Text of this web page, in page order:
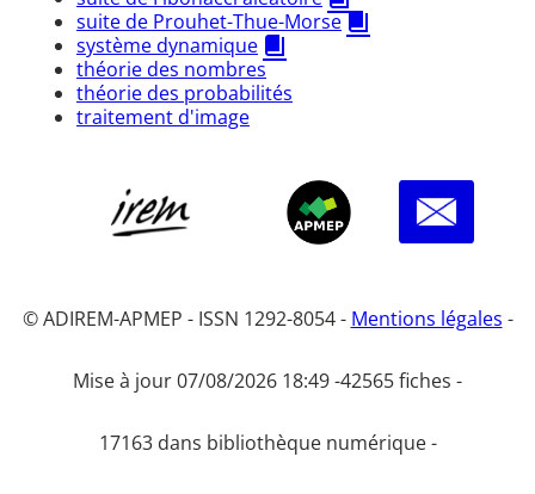
suite de Prouhet-Thue-Morse
système dynamique
théorie des nombres
théorie des probabilités
traitement d'image
© ADIREM-APMEP - ISSN 1292-8054 - Mentions légales -
Mise à jour 07/08/2026 18:49 -42565 fiches -
17163 dans bibliothèque numérique -